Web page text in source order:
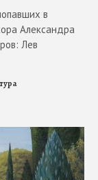
в
Александра
Лев